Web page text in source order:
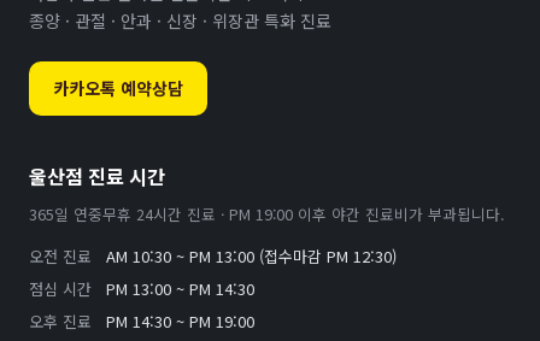
종양 · 관절 · 안과 · 신장 · 위장관 특화 진료
카카오톡 예약상담
울산점 진료 시간
365일 연중무휴 24시간 진료 · PM 19:00 이후 야간 진료비가 부과됩니다.
오전 진료
AM 10:30 ~ PM 13:00 (접수마감 PM 12:30)
점심 시간
PM 13:00 ~ PM 14:30
오후 진료
PM 14:30 ~ PM 19:00